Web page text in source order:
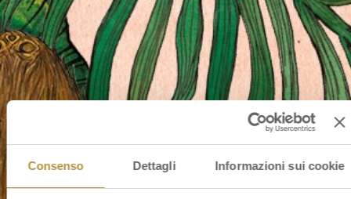
Consenso Dettagli Informazioni sui cookie